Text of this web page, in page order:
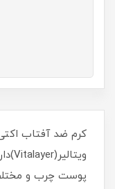
كرم ضد آفتاب
پوست چرب و